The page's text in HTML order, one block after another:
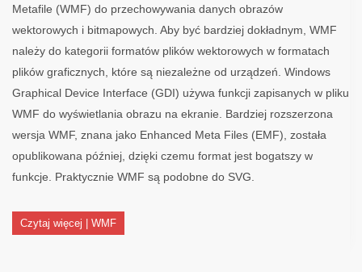
Metafile (WMF) do przechowywania danych obrazów
wektorowych i bitmapowych. Aby być bardziej dokładnym, WMF
należy do kategorii formatów plików wektorowych w formatach
plików graficznych, które są niezależne od urządzeń. Windows
Graphical Device Interface (GDI) używa funkcji zapisanych w pliku
WMF do wyświetlania obrazu na ekranie. Bardziej rozszerzona
wersja WMF, znana jako Enhanced Meta Files (EMF), została
opublikowana później, dzięki czemu format jest bogatszy w
funkcje. Praktycznie WMF są podobne do SVG.
Czytaj więcej | WMF